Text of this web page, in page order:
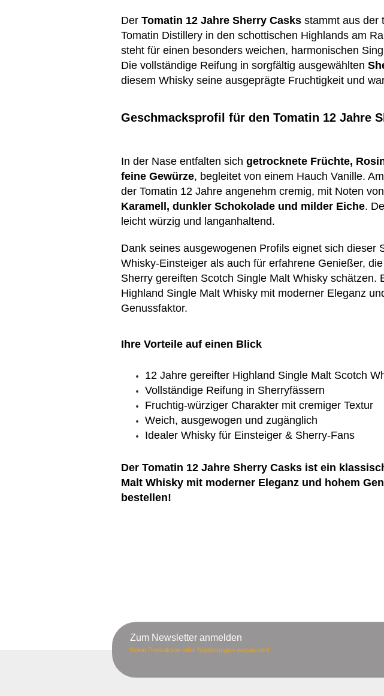
Der Tomatin 12 Jahre Sherry Casks stammt aus der
Tomatin Distillery in den schottischen Highlands am
steht für einen besonders weichen, harmonischen
Die vollständige Reifung in sorgfältig ausgewählten
diesem Whisky seine ausgeprägte Fruchtigkeit und
Geschmacksprofil für den Tomatin 12 Jahre
In der Nase entfalten sich getrocknete Früchte,
feine Gewürze, begleitet von einem Hauch Vanille.
der Tomatin 12 Jahre angenehm cremig, mit Noten von
Karamell, dunkler Schokolade und milder Eiche.
leicht würzig und langanhaltend.
Dank seines ausgewogenen Profils eignet sich dieser
Whisky-Einsteiger als auch für erfahrene Genießer,
Sherry gereiften Scotch Single Malt Whisky schätzen.
Highland Single Malt Whisky mit moderner Eleganz
Genussfaktor.
Ihre Vorteile auf einen Blick
12 Jahre gereifter Highland Single Malt Scotch
Vollständige Reifung in Sherryfässern
Fruchtig-würziger Charakter mit cremiger Textur
Weich, ausgewogen und zugänglich
Idealer Whisky für Einsteiger & Sherry-Fans
Der Tomatin 12 Jahre Sherry Casks ist ein
Malt Whisky mit moderner Eleganz und hohem
bestellen!
Zum Newsletter anmelden
Keine Preisaktion oder Neulistungen verpassen!